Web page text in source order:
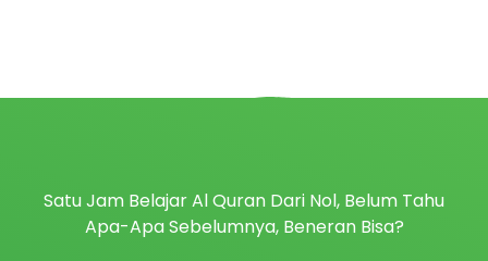
Satu Jam Belajar Al Quran Dari Nol, Belum Tahu
Apa-Apa Sebelumnya, Beneran Bisa?